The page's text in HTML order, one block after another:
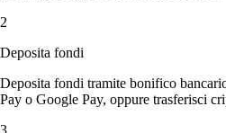
2
Deposita fondi
Deposita fondi tramite bonifico
Pay o Google Pay, oppure trasferisci
3